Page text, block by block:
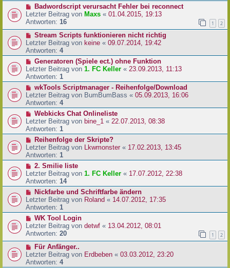
Badwordscript verursacht Fehler bei reconnect
Letzter Beitrag von Maxs « 01.04.2015, 19:13
Antworten: 16 1 2
Stream Scripts funktionieren nicht richtig
Letzter Beitrag von keine « 09.07.2014, 19:42
Antworten: 4
Generatoren (Spiele ect.) ohne Funktion
Letzter Beitrag von 1. FC Keller « 23.09.2013, 11:13
Antworten: 1
wkTools Scriptmanager - Reihenfolge/Download
Letzter Beitrag von BumBumBass « 05.09.2013, 16:06
Antworten: 4
Webkicks Chat Onlineliste
Letzter Beitrag von bine_1 « 22.07.2013, 08:38
Antworten: 1
Reihenfolge der Skripte?
Letzter Beitrag von
Lkwmonster « 17.02.2013, 13:45
Antworten: 1
2. Smilie liste
Letzter Beitrag von 1. FC Keller « 17.07.2012, 22:38
Antworten: 14
Nickfarbe und Schriftfarbe ändern
Letzter Beitrag von Roland « 14.07.2012, 17:35
Antworten: 1
WK Tool Login
Letzter Beitrag von detwf « 13.04.2012, 08:01
Antworten: 20 1 2
Für Anfänger..
Letzter Beitrag von Erdbeben « 03.03.2012, 23:20
Antworten: 4